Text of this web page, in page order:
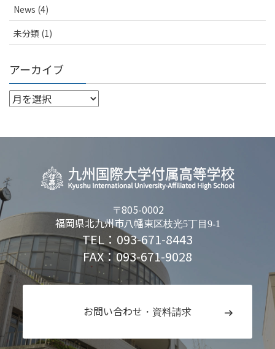
News (4)
未分類 (1)
アーカイブ
〒805-0002
福岡県北九州市八幡東区枝光5丁目9-1
TEL：093-671-8443
FAX：093-671-9028
お問い合わせ ・資料請求